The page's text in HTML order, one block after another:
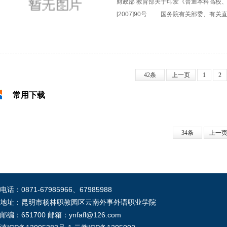
财政部 教育部关于印发《普通本科高校
[2007]90号 国务院有关部委、有关直
42条 上一页 1 2
常用下载
34条 上一页
电话：0871-67985966、67985988
地址：昆明市杨林职教园区云南外事外语职业学院
邮编：651700 邮箱：ynfafl@126.com